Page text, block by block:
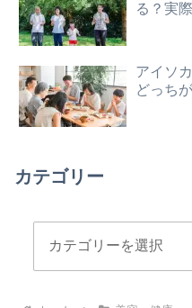
る？実
アイソ
どっち
カテゴリー